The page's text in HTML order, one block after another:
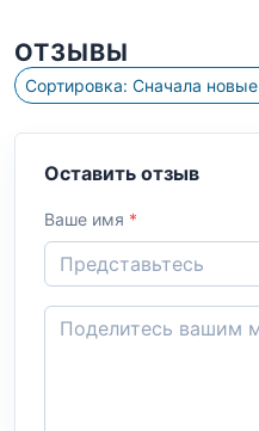
ОТЗЫВЫ
Сортировка: Сначала новые
Оставить отзыв
Ваше имя *